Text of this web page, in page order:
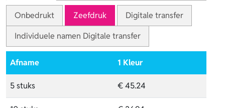
Onbedrukt Zeefdruk
Digitale transfer
Individuele namen Digitale transfer
Afname 1 Kleur
5 stuks € 45.24